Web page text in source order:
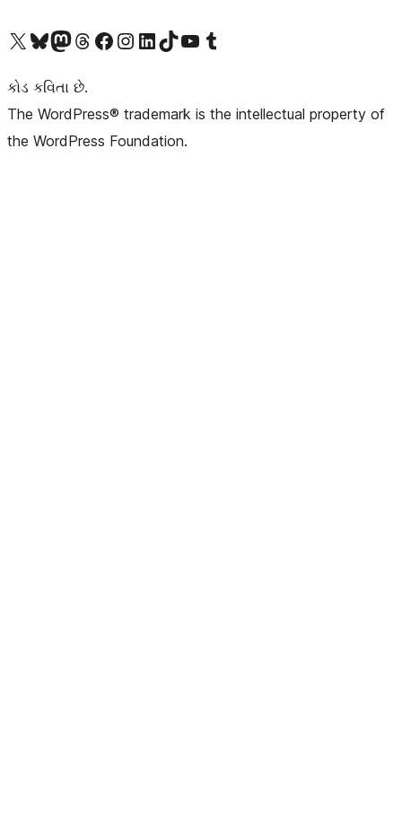
અમારા X (અગાઉ ટ્વિટર) એકાઉન્ટની મુલાકાત લોઅમારા Bluesky એકાઉન્ટની મુલાકાત લોઅમારા માસ્ટોડોન એકાઉન્ટની મુલાકાત લોઅમારા Threads એકાઉન્ટની મુલાકાત લો અમારા ફેસબુક પેજની મુલાકાત લોઅમારા ઇન્સ્ટાગ્રામ એકાઉન્ટની મુલાકાત લો અમારા LinkedIn એકાઉન્ટની મુલાકાત લોઅમારા TikTok એકાઉન્ટની મુલાકાત લોઅમારી YouTube ચેનલની મુલાકાત લો અમારા Tumblr એકાઉન્ટની મુલાકાત લો
કોડ કવિતા છે.
The WordPress® trademark is the intellectual property of
the WordPress Foundation.